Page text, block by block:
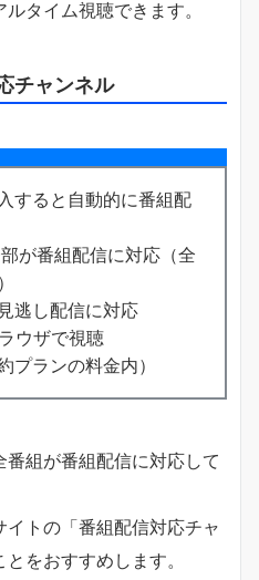
タイム視聴できます。
チャンネル
すると自動的に番組配
が番組配信に対応（全
逃し配信に対応
ウザで視聴
プランの料金内）
組が番組配信に対応して
トの「番組配信対応チャ
をおすすめします。